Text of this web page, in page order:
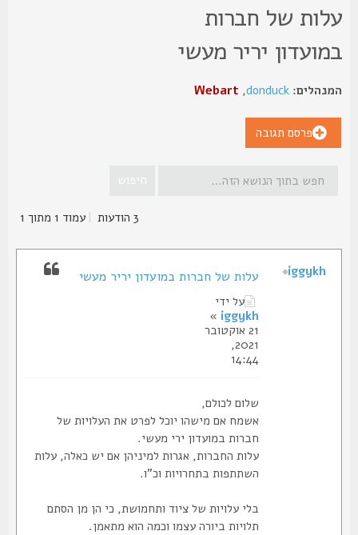
של חברות
יריר מעשי
donduck
,
Webart
פרסם תגובה
|עמוד1מתוך1
עלות של חברות במועדון יריר מעשי
על ידי
iggykh
»
21 אוקטובר
2021,
14:44
שלום לכולם,
אשמח אם מישהו יוכל לפרט את העלויות של
חברות במועדון ירי מעשי.
עלות החברות, אגרות למיניהן אם יש כאלה, עלות
השתתפות בתחרויות וכ"ו.
בלי עלויות של ציוד ותחמושת, כי הן מן הסתם
תלויות ביורה עצמו וכמה הוא מתאמן.
iggykh